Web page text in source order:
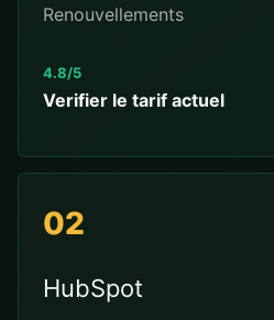
Renouvellements
4.8/5
Verifier le tarif actuel
02
HubSpot